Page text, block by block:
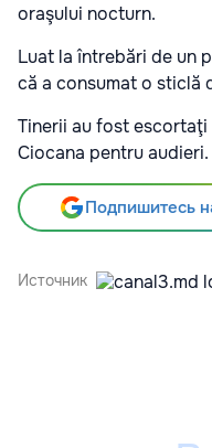
oraşului nocturn.
Luat la întrebări de un
că a consumat o sticlă
Tinerii au fost
Ciocana pentru audieri.
Подпишитесь
Источник